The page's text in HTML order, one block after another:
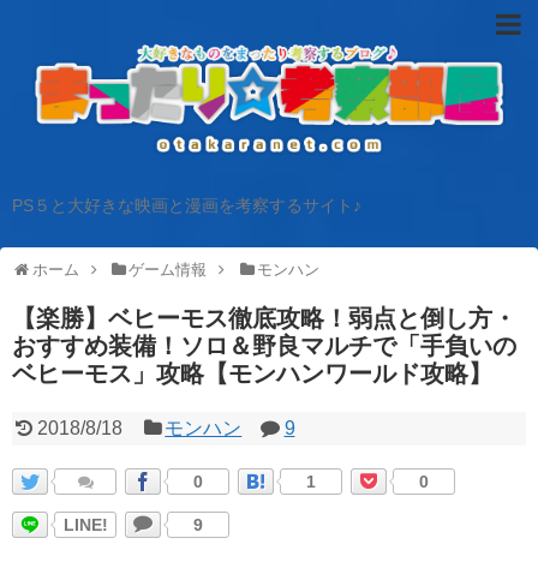
PS５と大好きな映画と漫画を考察するサイト♪
ホーム ゲーム情報 モンハン
【楽勝】ベヒーモス徹底攻略！弱点と倒し方・
おすすめ装備！ソロ＆野良マルチで「手負いの
ベヒーモス」攻略【モンハンワールド攻略】
2018/8/18 モンハン 9
0 1 0
LINE! 9